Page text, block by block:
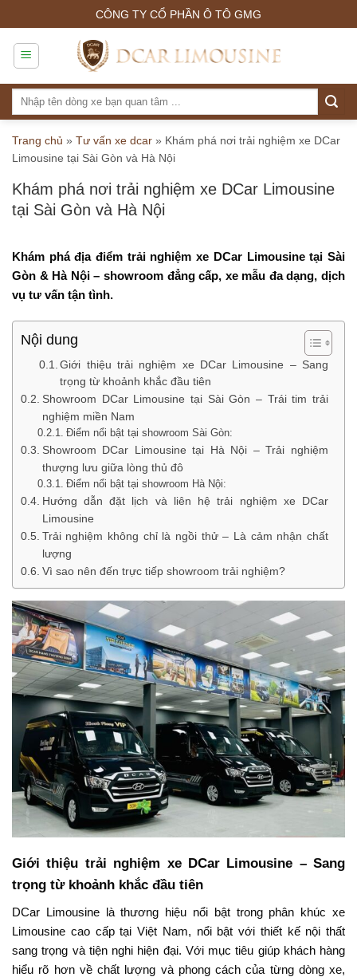
to
content
CÔNG TY CỔ PHẦN Ô TÔ GMG
Tìm
kiếm:
Trang chủ » Tư vấn xe dcar » Khám phá nơi trải nghiệm xe DCar
Limousine tại Sài Gòn và Hà Nội
Khám phá nơi trải nghiệm xe DCar Limousine
tại Sài Gòn và Hà Nội
Khám phá địa điểm trải nghiệm xe DCar Limousine tại Sài
Gòn & Hà Nội – showroom đẳng cấp, xe mẫu đa dạng, dịch
vụ tư vấn tận tình.
Nội dung
Giới thiệu trải nghiệm xe DCar Limousine – Sang
trọng từ khoảnh khắc đầu tiên
Showroom DCar Limousine tại Sài Gòn – Trái tim trải
nghiệm miền Nam
Điểm nổi bật tại showroom Sài Gòn:
Showroom DCar Limousine tại Hà Nội – Trải nghiệm
thượng lưu giữa lòng thủ đô
Điểm nổi bật tại showroom Hà Nội:
Hướng dẫn đặt lịch và liên hệ trải nghiệm xe DCar
Limousine
Trải nghiệm không chỉ là ngồi thử – Là cảm nhận chất
lượng
Vì sao nên đến trực tiếp showroom trải nghiệm?
Giới thiệu trải nghiệm xe DCar Limousine – Sang
trọng từ khoảnh khắc đầu tiên
DCar Limousine là thương hiệu nổi bật trong phân khúc xe
Limousine cao cấp tại Việt Nam, nổi bật với thiết kế nội thất
sang trọng và tiện nghi hiện đại. Với mục tiêu giúp khách hàng
hiểu rõ hơn về chất lượng và phong cách của từng dòng xe,